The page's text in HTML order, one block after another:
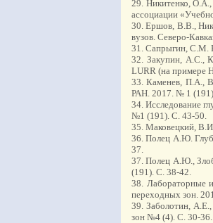
29. Никитенко, О.А.,
ассоциации
30. Ершов, В.В.,
вузов. Северо-
31. Сапрыгин, С.М.
32. Закупин, А.С.,
LURR (на примере
33. Каменев, П.А.,
РАН. 2017. № 1
34. Исследование
№1 (191). С. 43-50.
35. Маковецкий,
36. Полец А.Ю.
37.
37. Полец А.Ю.,
(191). С. 38-42.
38. Лабораторные
переходных зон.
39. Заболотин,
зон №4 (4). С. 30-36.